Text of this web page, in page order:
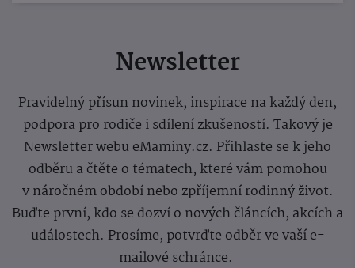
Newsletter
Pravidelný přísun novinek, inspirace na každý den,
podpora pro rodiče i sdílení zkušeností. Takový je
Newsletter webu eMaminy.cz. Přihlaste se k jeho
odběru a čtěte o tématech, které vám pomohou
v náročném období nebo zpříjemní rodinný život.
Buďte první, kdo se dozví o nových článcích, akcích a
událostech. Prosíme, potvrďte odběr ve vaší e-
mailové schránce.